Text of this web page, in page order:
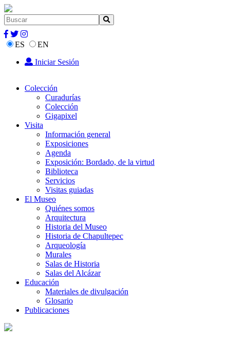
ES
EN
Iniciar Sesión
Colección
Curadurías
Colección
Gigapixel
Visita
Información general
Exposiciones
Agenda
Exposición: Bordado, de la virtud
Biblioteca
Servicios
Visitas guiadas
El Museo
Quiénes somos
Arquitectura
Historia del Museo
Historia de Chapultepec
Arqueología
Murales
Salas de Historia
Salas del Alcázar
Educación
Materiales de divulgación
Glosario
Publicaciones